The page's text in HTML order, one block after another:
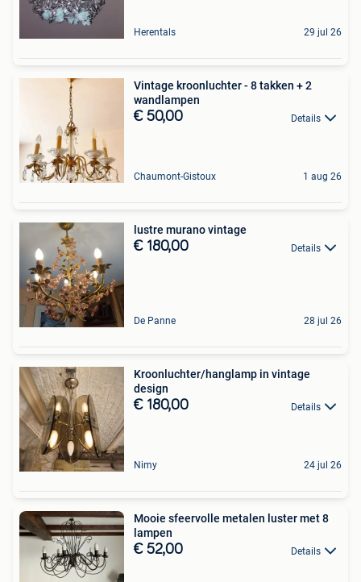
Herentals 29 jul 26
Vintage kroonluchter - 8 takken + 2
wandlampen
€ 50,00 Details
Chaumont-Gistoux 1 aug 26
lustre murano vintage
€ 180,00 Details
De Panne 28 jul 26
Kroonluchter/hanglamp in vintage
design
€ 180,00 Details
Nimy 24 jul 26
Mooie sfeervolle metalen luster met 8
lampen
€ 52,00 Details